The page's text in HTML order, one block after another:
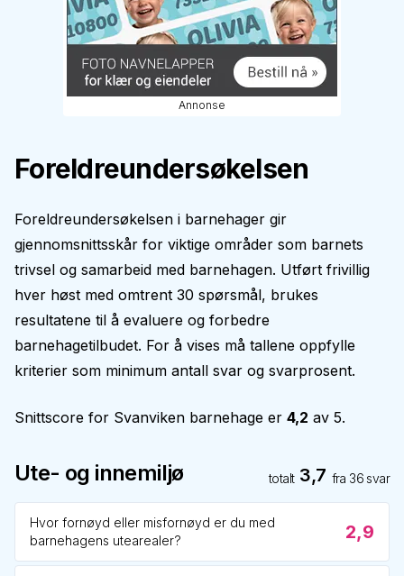
Annonse
Foreldreundersøkelsen
Foreldreundersøkelsen i barnehager gir
gjennomsnittsskår for viktige områder som barnets
trivsel og samarbeid med barnehagen. Utført frivillig
hver høst med omtrent 30 spørsmål, brukes
resultatene til å evaluere og forbedre
barnehagetilbudet. For å vises må tallene oppfylle
kriterier som minimum antall svar og svarprosent.
Snittscore for Svanviken barnehage er 4,2 av 5.
Ute- og innemiljø totalt 3,7 fra 36 svar
Hvor fornøyd eller misfornøyd er du med
barnehagens utearealer?
2,9